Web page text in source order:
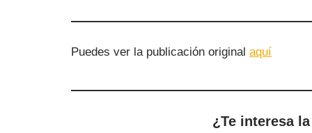
Puedes ver la publicación original aquí
¿Te interesa